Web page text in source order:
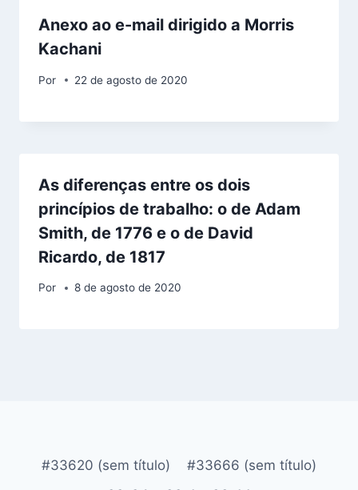
Anexo ao e-mail dirigido a Morris
Kachani
Por 22 de agosto de 2020
As diferenças entre os dois
princípios de trabalho: o de Adam
Smith, de 1776 e o de David
Ricardo, de 1817
Por 8 de agosto de 2020
#33620 (sem título)
#33666 (sem título)